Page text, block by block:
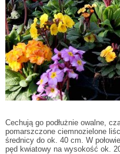
Cechują go podłużnie owalne,
pomarszczone ciemnozielone
średnicy do ok. 40 cm. W
pęd kwiatowy na wysokość ok.